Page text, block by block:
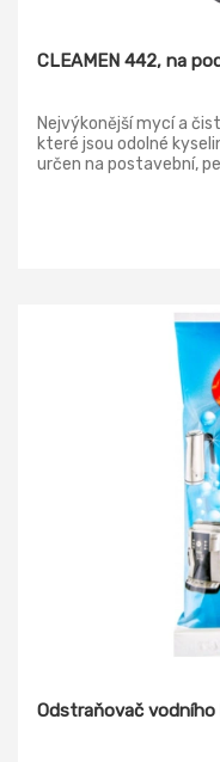
CLEAMEN 442, na
Nejvýkonější mycí a
které jsou odolné
určen na postavební,
koncentrovaný.
minerální usazeniny.
široké veřejnosti.
profesionální použití,
Odstraňovač vodního